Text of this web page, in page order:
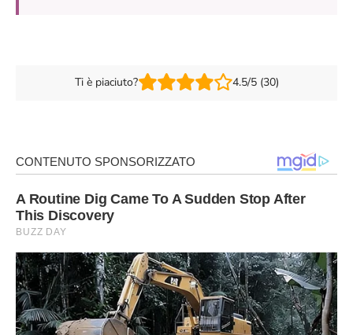
Ti è piaciuto? 4.5/5 (30)